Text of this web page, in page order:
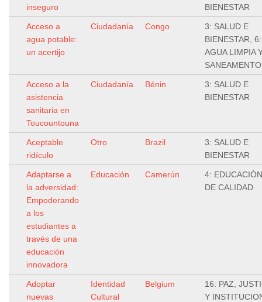
inseguro
BIENESTAR
Acceso a
agua potable:
un acertijo
Ciudadanía Congo
3: SALUD E
BIENESTAR, 6:
AGUA LIMPIA
SANEAMENTO
Acceso a la
asistencia
sanitaria en
Toucountouna
Ciudadanía Bénin
3: SALUD E
BIENESTAR
Aceptable
ridículo
Otro Brazil
3: SALUD E
BIENESTAR
Adaptarse a
la adversidad:
Empoderando
a los
estudiantes a
través de una
educación
innovadora
Educación Camerún
4: EDUCACIÓN
DE CALIDAD
Adoptar
nuevas
Identidad
Cultural
Belgium
16: PAZ,
Y